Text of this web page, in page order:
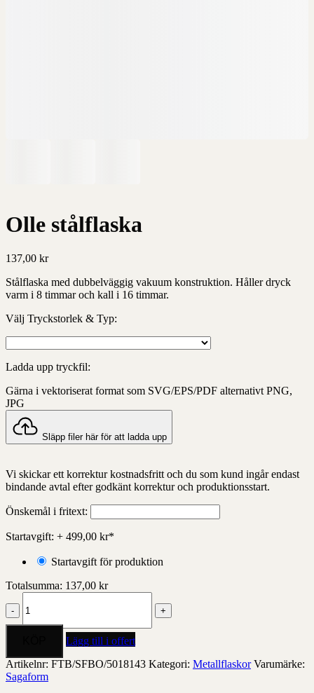
Olle stålflaska
137,00 kr
Stålflaska med dubbelväggig vakuum konstruktion. Håller dryck
varm i 8 timmar och kall i 16 timmar.
Välj Tryckstorlek & Typ:
Ladda upp tryckfil:
Gärna i vektoriserat format som SVG/EPS/PDF alternativt PNG,
JPG
Släpp filer här för att ladda upp
Vi skickar ett korrektur kostnadsfritt och du som kund ingår endast
bindande avtal efter godkänt korrektur och produktionsstart.
Önskemål i fritext:
Startavgift: + 499,00 kr*
Startavgift för produktion
Totalsumma: 137,00 kr
stålflaska
mängd
Lägg till i offert
Artikelnr: FTB/SFBO/5018143 Kategori: Metallflaskor Varumärke:
Sagaform